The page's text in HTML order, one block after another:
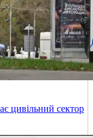
цивільний сектор